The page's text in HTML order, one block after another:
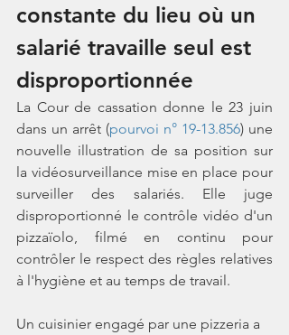
constante du lieu où un
salarié travaille seul est
disproportionnée
La Cour de cassation donne le 23 juin
dans un arrêt (pourvoi n° 19-13.856) une
nouvelle illustration de sa position sur
la vidéosurveillance mise en place pour
surveiller des salariés. Elle juge
disproportionné le contrôle vidéo d'un
pizzaïolo, filmé en continu pour
contrôler le respect des règles relatives
à l'hygiène et au temps de travail.
Un cuisinier engagé par une pizzeria a